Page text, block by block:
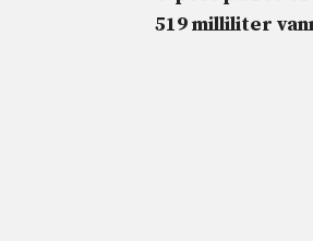
519 milliliter